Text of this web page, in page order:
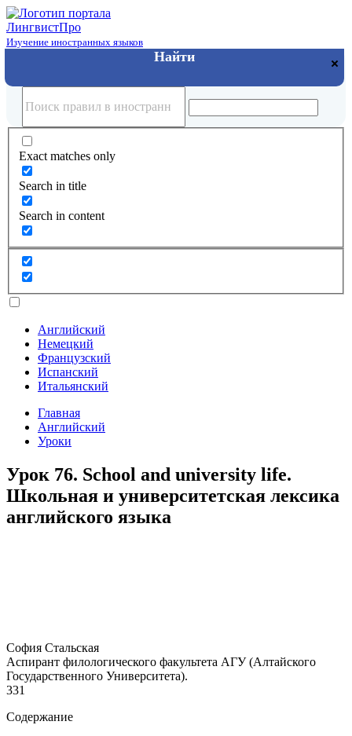
ЛингвистПро
Изучение иностранных языков
Exact matches only
Search in title
Search in content
Английский
Немецкий
Французский
Испанский
Итальянский
Главная
Английский
Уроки
Урок 76. School and university life.
Школьная и университетская лексика
английского языка
София Стальская
Аспирант филологического факультета АГУ (Алтайского
Государственного Университета).
331
Содержание